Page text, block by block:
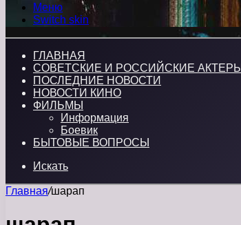
Меню
Switch skin
ГЛАВНАЯ
СОВЕТСКИЕ И РОССИЙСКИЕ АКТЕРЫ
ПОСЛЕДНИЕ НОВОСТИ
НОВОСТИ КИНО
ФИЛЬМЫ
Информация
Боевик
БЫТОВЫЕ ВОПРОСЫ
Искать
Главная/шарап